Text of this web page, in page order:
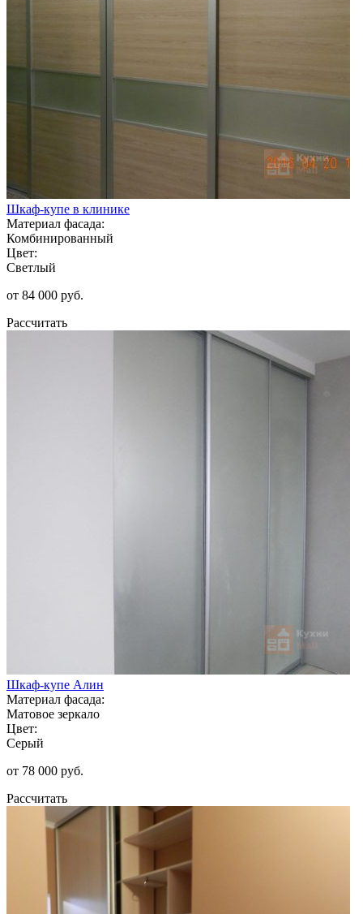
Шкаф-купе в клинике
Материал фасада:
Комбинированный
Цвет:
Светлый
от 84 000 руб.
Рассчитать
Шкаф-купе Алин
Материал фасада:
Матовое зеркало
Цвет:
Серый
от 78 000 руб.
Рассчитать